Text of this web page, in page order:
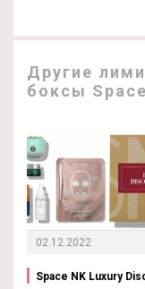
Другие
боксы
02.12.2022
Space NK Luxury